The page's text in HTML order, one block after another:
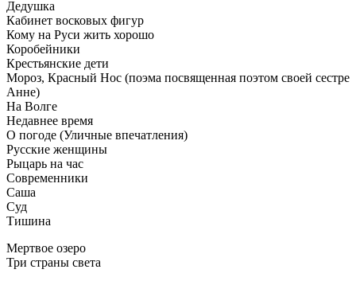
Дедушка
Кабинет восковых фигур
Кому на Руси жить хорошо
Коробейники
Крестьянские дети
Мороз, Красный Нос (поэма посвященная поэтом своей сестре
Анне)
На Волге
Недавнее время
O погоде (Уличные впечатления)
Русские женщины
Рыцарь на час
Современники
Саша
Суд
Тишина
Мертвое озеро
Три страны света